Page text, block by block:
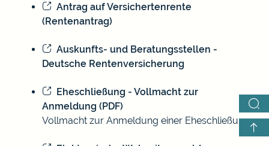
Antrag auf Versichertenrente
(Rentenantrag)
Auskunfts- und Beratungsstellen -
Deutsche Rentenversicherung
Eheschließung - Vollmacht zur
Anmeldung (PDF)
Vollmacht zur Anmeldung einer Eheschließung